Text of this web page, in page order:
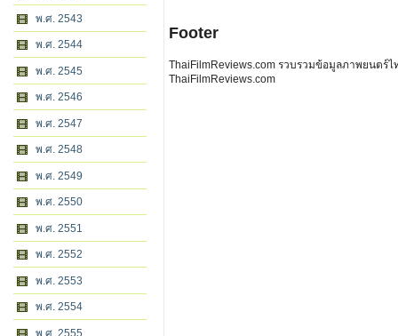
พ.ศ. 2543
พ.ศ. 2544
พ.ศ. 2545
พ.ศ. 2546
พ.ศ. 2547
พ.ศ. 2548
พ.ศ. 2549
พ.ศ. 2550
พ.ศ. 2551
พ.ศ. 2552
พ.ศ. 2553
พ.ศ. 2554
พ.ศ. 2555
Footer
ThaiFilmReviews.com รวบรวมข้อมูลภาพยนตร์
ThaiFilmReviews.com